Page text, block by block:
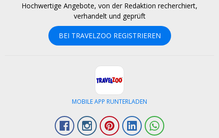
Hochwertige Angebote, von der Redaktion recherchiert,
verhandelt und geprüft
BEI TRAVELZOO REGISTRIEREN
MOBILE APP RUNTERLADEN
FacebookInstagramPinterestLinkedIn